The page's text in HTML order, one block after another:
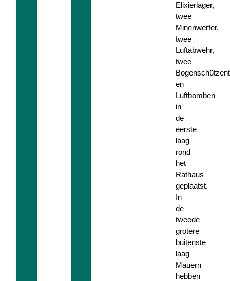
Elixierlager,
twee
Minenwerfer,
twee
Luftabwehr,
twee
en
Luftbomben
in
de
eerste
laag
rond
het
Rathaus
geplaatst.
In
de
tweede
grotere
buitenste
laag
Mauern
hebben